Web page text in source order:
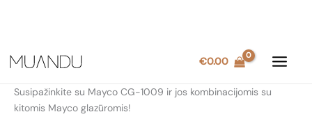
prie
€0.00
Susipažinkite su Mayco CG-1009 ir jos kombinacijomis su
kitomis Mayco glazūromis!